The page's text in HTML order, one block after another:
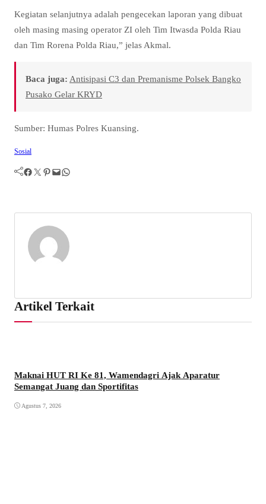
Kegiatan selanjutnya adalah pengecekan laporan yang dibuat
oleh masing masing operator ZI oleh Tim Itwasda Polda Riau
dan Tim Rorena Polda Riau,” jelas Akmal.
Baca juga: Antisipasi C3 dan Premanisme Polsek Bangko
Pusako Gelar KRYD
Sumber: Humas Polres Kuansing.
Sosial
Facebook Twitter Pinterest Mail WhatsApp
Artikel Terkait
Maknai HUT RI Ke 81, Wamendagri Ajak Aparatur
Semangat Juang dan Sportifitas
Agustus 7, 2026